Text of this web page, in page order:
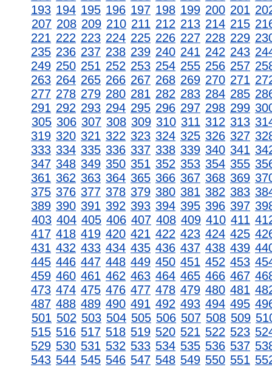
193 194 195 196 197 198 199 200 201
207 208 209 210 211 212 213 214 215
221 222 223 224 225 226 227 228 229
235 236 237 238 239 240 241 242 243
249 250 251 252 253 254 255 256 257
263 264 265 266 267 268 269 270 271
277 278 279 280 281 282 283 284 285
291 292 293 294 295 296 297 298 299
305 306 307 308 309 310 311 312 313
319 320 321 322 323 324 325 326 327
333 334 335 336 337 338 339 340 341
347 348 349 350 351 352 353 354 355
361 362 363 364 365 366 367 368 369
375 376 377 378 379 380 381 382 383
389 390 391 392 393 394 395 396 397
403 404 405 406 407 408 409 410 411
417 418 419 420 421 422 423 424 425
431 432 433 434 435 436 437 438 439
445 446 447 448 449 450 451 452 453
459 460 461 462 463 464 465 466 467
473 474 475 476 477 478 479 480 481
487 488 489 490 491 492 493 494 495
501 502 503 504 505 506 507 508 509
515 516 517 518 519 520 521 522 523
529 530 531 532 533 534 535 536 537
543 544 545 546 547 548 549 550 551